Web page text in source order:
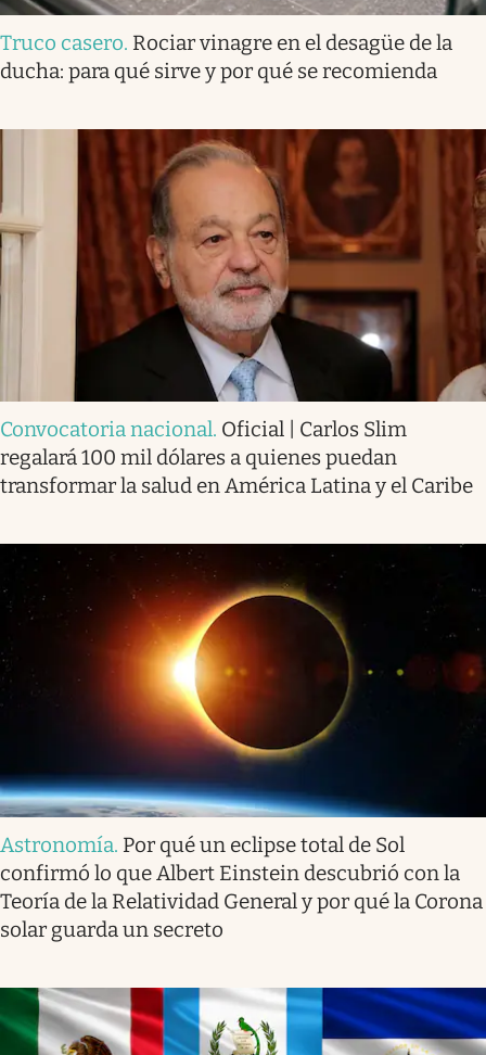
Truco casero. Rociar vinagre en el desagüe de la
ducha: para qué sirve y por qué se recomienda
Convocatoria nacional. Oficial | Carlos Slim
regalará 100 mil dólares a quienes puedan
transformar la salud en América Latina y el Caribe
Astronomía. Por qué un eclipse total de Sol
confirmó lo que Albert Einstein descubrió con la
Teoría de la Relatividad General y por qué la Corona
solar guarda un secreto